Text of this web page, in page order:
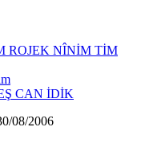
ROJEK NÎNİM TİM
CAN İDİK
08/2006